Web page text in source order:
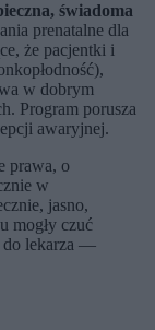
świadoma
prenatalne dla
że pacjentki i
w dobrym
Program porusza
awaryjnej.
prawa, o
w
jasno,
mogły czuć
do lekarza —